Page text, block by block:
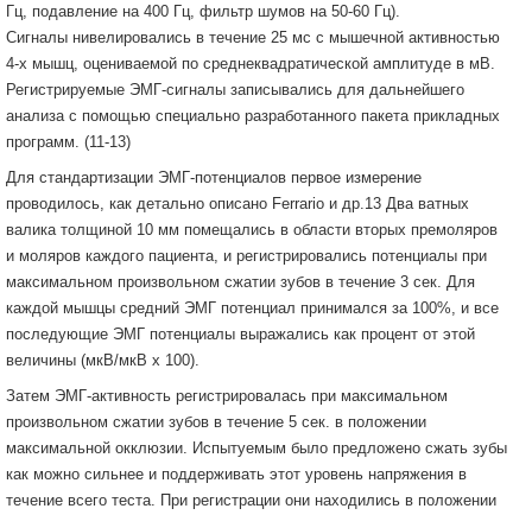
Гц, подавление на 400 Гц, фильтр шумов на 50-60 Гц).
Сигналы нивелировались в течение 25 мс с мышечной активностью
4-х мышц, оцениваемой по среднеквадратической амплитуде в мВ.
Регистрируемые ЭМГ-сигналы записывались для дальнейшего
анализа с помощью специально разработанного пакета прикладных
программ. (11-13)
Для стандартизации ЭМГ-потенциалов первое измерение
проводилось, как детально описано Ferrario и др.13 Два ватных
валика толщиной 10 мм помещались в области вторых премоляров
и моляров каждого пациента, и регистрировались потенциалы при
максимальном произвольном сжатии зубов в течение 3 сек. Для
каждой мышцы средний ЭМГ потенциал принимался за 100%, и все
последующие ЭМГ потенциалы выражались как процент от этой
величины (мкВ/мкВ х 100).
Затем ЭМГ-активность регистрировалась при максимальном
произвольном сжатии зубов в течение 5 сек. в положении
максимальной окклюзии. Испытуемым было предложено сжать зубы
как можно сильнее и поддерживать этот уровень напряжения в
течение всего теста. При регистрации они находились в положении